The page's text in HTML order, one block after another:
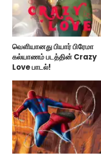
வெளியானது பியார் பிரேமா
கல்யாணம் படத்தின் Crazy
Love பாடல்!